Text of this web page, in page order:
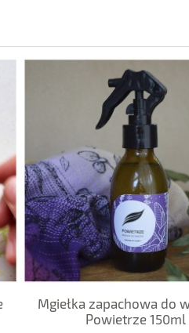
Mgiełka zapachowa do
Powietrze 150ml